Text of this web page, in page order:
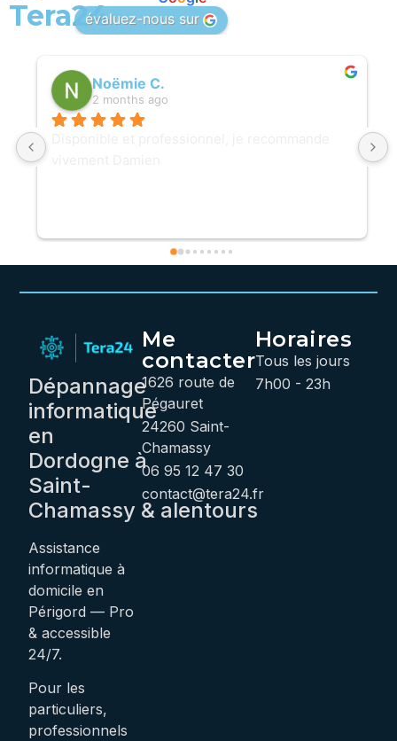
Tera24évaluez-nous sur
Noëmie C.
2 months ago
Dépannage
informatique
en
Dordogne à
Saint-
Chamassy & alentours
Assistance
informatique à
domicile en
Périgord — Pro
& accessible
24/7.
Pour les
particuliers,
professionnels
Me
contacter
1626 route de
Pégauret
24260 Saint-
Chamassy
06 95 12 47 30
contact@tera24.fr
Horaires
Tous les jours
7h00 - 23h